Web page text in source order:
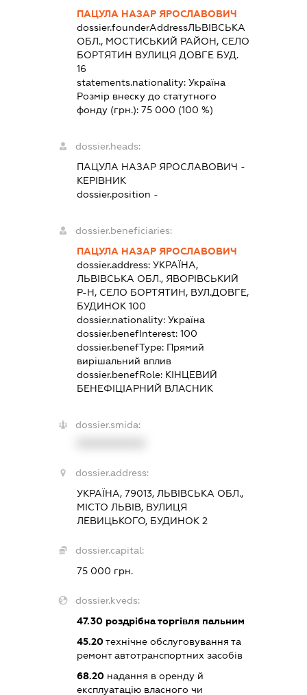
ПАЦУЛА НАЗАР ЯРОСЛАВОВИЧ
dossier.founderAddressЛЬВІВСЬКА
ОБЛ., МОСТИСЬКИЙ РАЙОН, СЕЛО
БОРТЯТИН ВУЛИЦЯ ДОВГЕ БУД.
16
statements.nationality: Україна
Розмір внеску до статутного
фонду (грн.): 75 000 (100 %)
dossier.heads:
ПАЦУЛА НАЗАР ЯРОСЛАВОВИЧ -
КЕРІВНИК
dossier.position -
dossier.beneficiaries:
ПАЦУЛА НАЗАР ЯРОСЛАВОВИЧ
dossier.address: УКРАЇНА,
ЛЬВІВСЬКА ОБЛ., ЯВОРІВСЬКИЙ
Р-Н, СЕЛО БОРТЯТИН, ВУЛ.ДОВГЕ,
БУДИНОК 100
dossier.nationality: Україна
dossier.benefInterest: 100
dossier.benefType: Прямий
вирішальний вплив
dossier.benefRole: КІНЦЕВИЙ
БЕНЕФІЦІАРНИЙ ВЛАСНИК
dossier.smida:
dossier.address:
УКРАЇНА, 79013, ЛЬВІВСЬКА ОБЛ.,
МІСТО ЛЬВІВ, ВУЛИЦЯ
ЛЕВИЦЬКОГО, БУДИНОК 2
dossier.capital:
75 000 грн.
dossier.kveds:
47.30роздрібна торгівля пальним
45.20технічне обслуговування та
ремонт автотранспортних засобів
68.20надання в оренду й
експлуатацію власного чи